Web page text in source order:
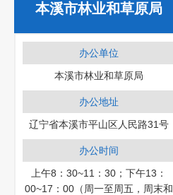
本溪市林业和草原局
办公单位
本溪市林业和草原局
办公地址
辽宁省本溪市平山区人民路31号
办公时间
上午8：30~11：30；下午13：
00~17：00（周一至周五，周末和